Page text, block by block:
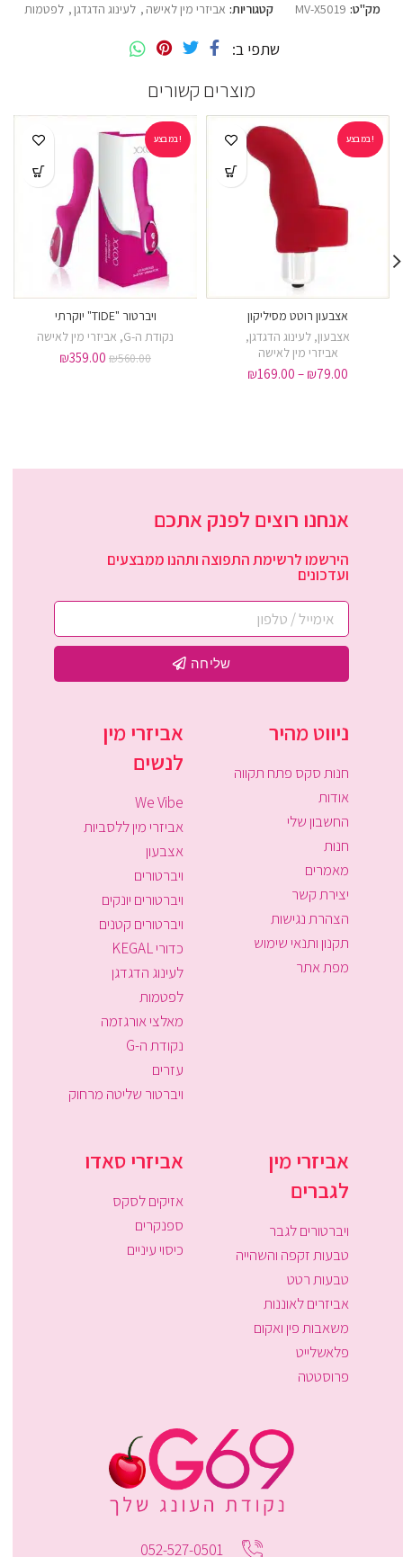
מק"ט: MV-X5019 קטגוריות: אביזרי מין לאישה , לעינוג הדגדגן, לפטמות
שתפי ב
מוצרים קשורים
במבצע!
אצבעון רוטט מסיליקון
אצבעון, לעינוג הדגדגן,
אביזרי מין לאישה
₪79.00
–
₪169.00
במבצע!
ויברטור "TIDE" יוקרתי
נקודת ה-G , אביזרי מין לאישה
₪560.00
₪359.00
אנחנו רוצים לפנק אתכם
הירשמו לרשימת התפוצה ותהנו ממבצעים
ועדכונים
שליחה
ניווט מהיר
חנות סקס פתח תקווה
אודות
החשבון שלי
חנות
מאמרים
יצירת קשר
הצהרת נגישות
תקנון ותנאי שימוש
מפת אתר
אביזרי מין
לנשים
We Vibe
אביזרי מין ללסביות
אצבעון
ויברטורים
ויברטורים יונקים
ויברטורים קטנים
כדורי KEGAL
לעינוג הדגדגן
לפטמות
מאלצי אורגזמה
נקודת ה-G
עזרים
ויברטור שליטה מרחוק
אביזרי מין
לגברים
ויברטורים לגבר
טבעות זקפה והשהייה
טבעות רטט
אביזרים לאוננות
משאבות פין ואקום
פלאשלייט
פרוסטטה
אביזרי סאדו
אזיקים לסקס
ספנקרים
כיסוי עיניים
052-527-0501